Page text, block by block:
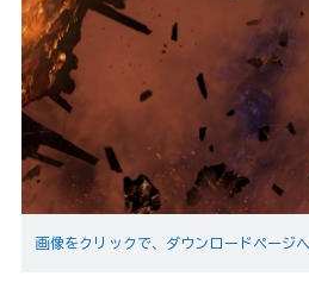
画像をクリックで、ダウンロードページへ